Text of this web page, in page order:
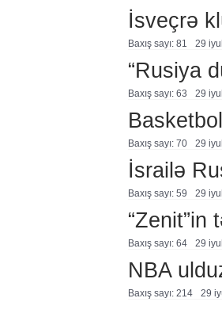
İsveçrə
Baxış sayı: 81 29
“Rusiya
Baxış sayı: 63 29
Baxış sayı: 70 29
İsrailə
Baxış sayı: 59 29
“Zenit”in
Baxış sayı: 64 29
NBA
Baxış sayı: 214 29